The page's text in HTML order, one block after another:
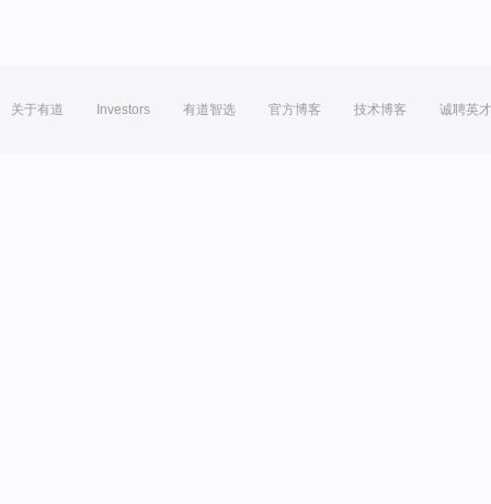
关于有道 Investors 有道智选 官方博客 技术博客 诚聘英才